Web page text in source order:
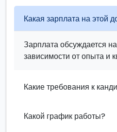
Какая зарплата на этой
Зарплата обсуждается
зависимости от опыта и
Какие требования к
Какой график работы?